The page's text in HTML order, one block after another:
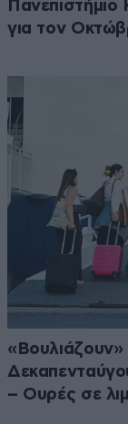
Πανεπιστήμιο
για τον
«Βουλιάζουν»
– Ουρές σε